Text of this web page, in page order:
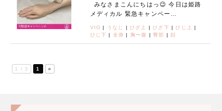
みなさまこんにちはっ😉 今日は姫路
メディカル 緊急キャンペー…
VIO うなじ ひざ上 |ひざ下 |ひじ上
ひじ下
全身 胸〜腹 臀部 顔
1 / 3 1 »